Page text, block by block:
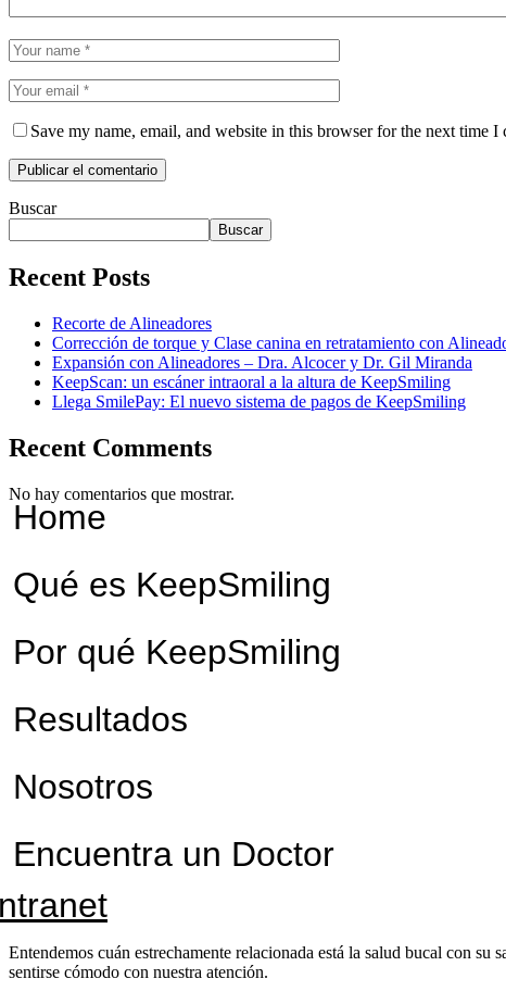
Save my name, email, and website in this browser for the next time I
Buscar
Buscar
Recent Posts
Recorte de Alineadores
Corrección de torque y Clase canina en retratamiento con
Expansión con Alineadores – Dra. Alcocer y Dr. Gil Miranda
KeepScan: un escáner intraoral a la altura de KeepSmiling
Llega SmilePay: El nuevo sistema de pagos de KeepSmiling
Recent Comments
No hay comentarios que mostrar.
Home
Qué es KeepSmiling
Por qué KeepSmiling
Resultados
Nosotros
Encuentra un Doctor
Entendemos cuán estrechamente relacionada está la salud bucal con
sentirse cómodo con nuestra atención.